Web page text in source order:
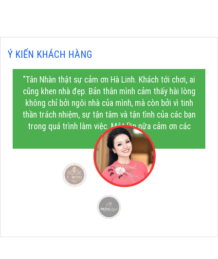
Ý KIẾN KHÁCH HÀNG
"Tân Nhàn thật sự cảm ơn Hà Linh. Khách tới chơi, ai
cũng khen nhà đẹp. Bản thân mình cảm thấy hài lòng
không chỉ bởi ngôi nhà của mình, mà còn bởi vì tinh
thần trách nhiệm, sự tận tâm và tận tình của các bạn
trong quá trình làm việc. Một lần nữa cảm ơn các
bạn!"